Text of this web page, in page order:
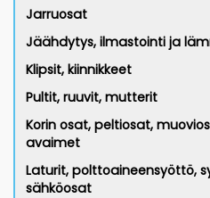
Jarruosat
Jäähdytys, ilmastointi ja
Klipsit, kiinnikkeet
Pultit, ruuvit, mutterit
Korin osat, peltiosat,
avaimet
Laturit, polttoaineensyöttö,
sähköosat